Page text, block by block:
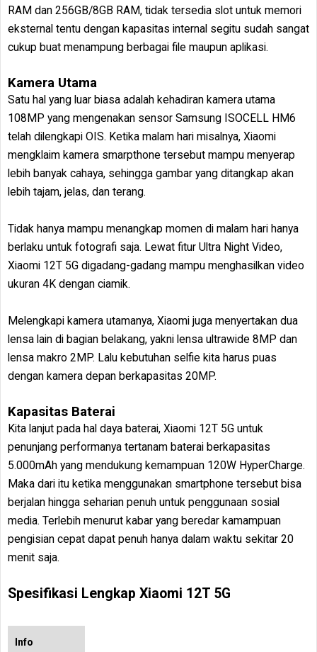
RAM dan 256GB/8GB RAM, tidak tersedia slot untuk memori
eksternal tentu dengan kapasitas internal segitu sudah sangat
cukup buat menampung berbagai file maupun aplikasi.
Kamera Utama
Satu hal yang luar biasa adalah kehadiran kamera utama
108MP yang mengenakan sensor Samsung ISOCELL HM6
telah dilengkapi OIS. Ketika malam hari misalnya, Xiaomi
mengklaim kamera smarpthone tersebut mampu menyerap
lebih banyak cahaya, sehingga gambar yang ditangkap akan
lebih tajam, jelas, dan terang.
Tidak hanya mampu menangkap momen di malam hari hanya
berlaku untuk fotografi saja. Lewat fitur Ultra Night Video,
Xiaomi 12T 5G digadang-gadang mampu menghasilkan video
ukuran 4K dengan ciamik.
Melengkapi kamera utamanya, Xiaomi juga menyertakan dua
lensa lain di bagian belakang, yakni lensa ultrawide 8MP dan
lensa makro 2MP. Lalu kebutuhan selfie kita harus puas
dengan kamera depan berkapasitas 20MP.
Kapasitas Baterai
Kita lanjut pada hal daya baterai, Xiaomi 12T 5G untuk
penunjang performanya tertanam baterai berkapasitas
5.000mAh yang mendukung kemampuan 120W HyperCharge.
Maka dari itu ketika menggunakan smartphone tersebut bisa
berjalan hingga seharian penuh untuk penggunaan sosial
media. Terlebih menurut kabar yang beredar kamampuan
pengisian cepat dapat penuh hanya dalam waktu sekitar 20
menit saja.
Spesifikasi Lengkap Xiaomi 12T 5G
Info